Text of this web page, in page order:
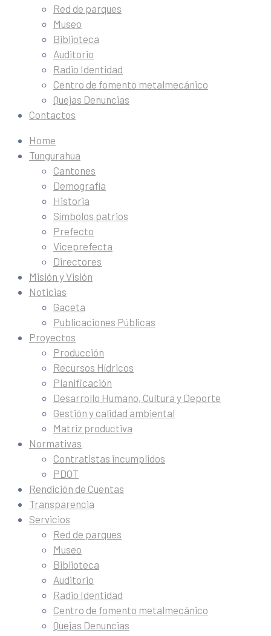
Red de parques
Museo
Biblioteca
Auditorio
Radio Identidad
Centro de fomento metalmecánico
Quejas Denuncias
Contactos
Home
Tungurahua
Cantones
Demografía
Historia
Símbolos patrios
Prefecto
Viceprefecta
Directores
Misión y Visión
Noticias
Gaceta
Publicaciones Públicas
Proyectos
Producción
Recursos Hídricos
Planificación
Desarrollo Humano, Cultura y Deporte
Gestión y calidad ambiental
Matriz productiva
Normativas
Contratistas incumplidos
PDOT
Rendición de Cuentas
Transparencia
Servicios
Red de parques
Museo
Biblioteca
Auditorio
Radio Identidad
Centro de fomento metalmecánico
Quejas Denuncias